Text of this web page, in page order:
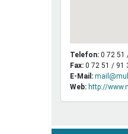
Telefon: 0 72 51
Fax: 0 72 51 / 91
E-Mail:
Web: http://